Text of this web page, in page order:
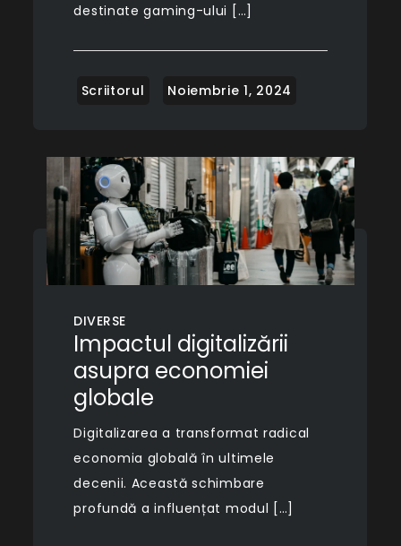
destinate gaming-ului […]
DIVERSE
Impactul digitalizării
asupra economiei
globale
Digitalizarea a transformat radical
economia globală în ultimele
decenii. Această schimbare
profundă a influențat modul […]